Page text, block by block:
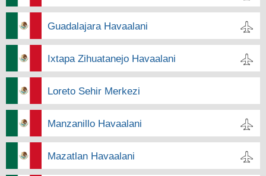
Guadalajara Havaalani
Ixtapa Zihuatanejo Havaalani
Loreto Sehir Merkezi
Manzanillo Havaalani
Mazatlan Havaalani